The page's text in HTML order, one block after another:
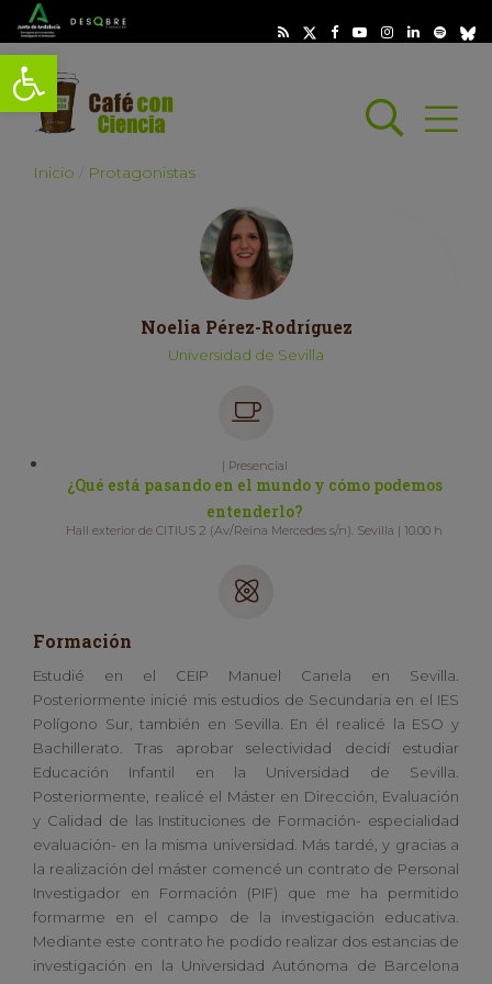
Abrir barra de herramientas
Abrir
Inicio Protagonistas
Noelia Pérez-Rodríguez
Universidad de Sevilla
| Presencial
¿Qué está pasando en el mundo y cómo podemos
entenderlo?
Hall exterior de CITIUS 2 (Av/Reina Mercedes s/n). Sevilla | 10.00 h
Formación
Estudié en el CEIP Manuel Canela en Sevilla.
Posteriormente inicié mis estudios de Secundaria en el IES
Polígono Sur, también en Sevilla. En él realicé la ESO y
Bachillerato. Tras aprobar selectividad decidí estudiar
Educación Infantil en la Universidad de Sevilla.
Posteriormente, realicé el Máster en Dirección, Evaluación
y Calidad de las Instituciones de Formación- especialidad
evaluación- en la misma universidad. Más tardé, y gracias a
la realización del máster comencé un contrato de Personal
Investigador en Formación (PIF) que me ha permitido
formarme en el campo de la investigación educativa.
Mediante este contrato he podido realizar dos estancias de
investigación en la Universidad Autónoma de Barcelona